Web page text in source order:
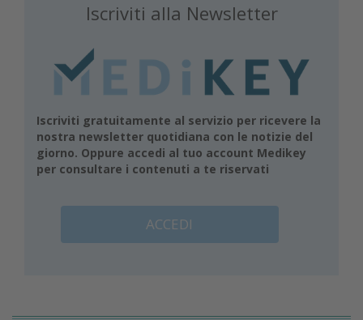
Iscriviti alla Newsletter
Iscriviti gratuitamente al servizio per ricevere la
nostra newsletter quotidiana con le notizie del
giorno. Oppure accedi al tuo account Medikey
per consultare i contenuti a te riservati
ACCEDI